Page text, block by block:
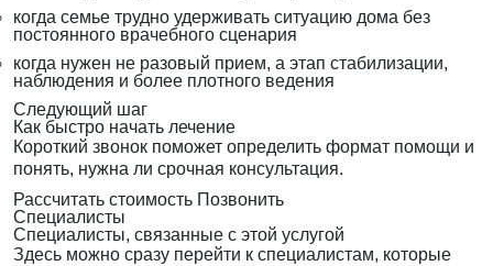
когда семье трудно удерживать ситуацию дома без
постоянного врачебного сценария
когда нужен не разовый прием, а этап стабилизации,
наблюдения и более плотного ведения
Следующий шаг
Как быстро начать лечение
Короткий звонок поможет определить формат помощи и
понять, нужна ли срочная консультация.
Рассчитать стоимость Позвонить
Специалисты
Специалисты, связанные с этой услугой
Здесь можно сразу перейти к специалистам, которые